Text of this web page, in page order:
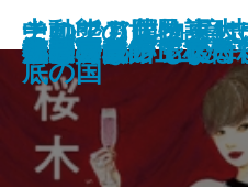
河を渡って木立の
逃げろ逃げろ逃げ
灼熱の魂
銃を持つ花嫁
このクリニック
医療コンサル高柴
光の犬
中動態の世界─意
学─
東大なんか入ら
それでも僕は東大
た─偏差値35から
あの子とQ
孤蝶の城
春のこわいもの
アマチュア
ナルニア国物語4
底の国
母親になって後悔
族長の秋
美澄真白の正なる
小暮写眞館〔上〕
小暮写眞館〔下〕
沈むフランシス